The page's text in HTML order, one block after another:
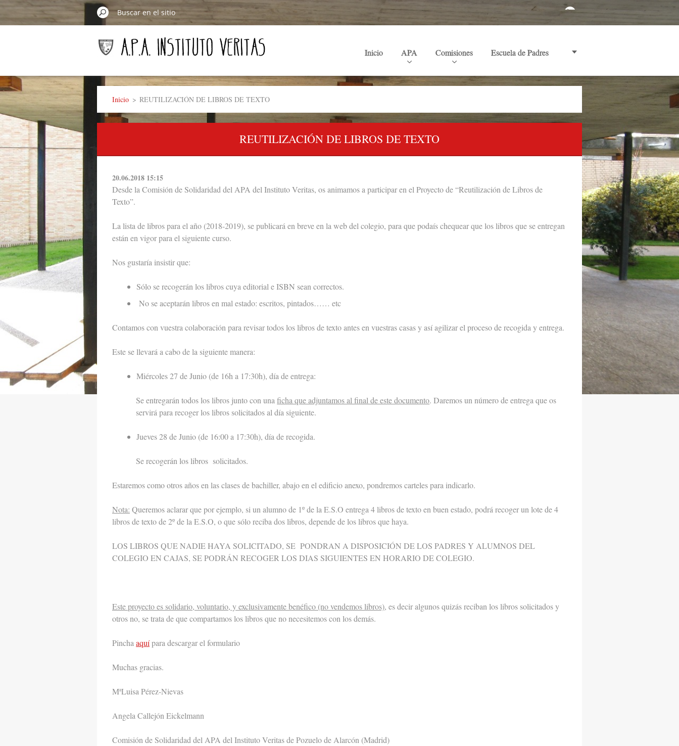
Inicio APA Comisiones Escuela de Padres
Inicio > REUTILIZACIÓN DE LIBROS DE TEXTO
REUTILIZACIÓN DE LIBROS DE TEXTO
20.06.2018 15:15
Desde la Comisión de Solidaridad del APA del Instituto Veritas, os animamos a participar en el Proyecto de “Reutilización de Libros de
Texto”.
La lista de libros para el año (2018-2019), se publicará en breve en la web del colegio, para que podaís chequear que los libros que se entregan
están en vigor para el siguiente curso.
Nos gustaría insistir que:
Sólo se recogerán los libros cuya editorial e ISBN sean correctos.
No se aceptarán libros en mal estado: escritos, pintados…… etc
Contamos con vuestra colaboración para revisar todos los libros de texto antes en vuestras casas y así agilizar el proceso de recogida y entrega.
Este se llevará a cabo de la siguiente manera:
Miércoles 27 de Junio (de 16h a 17:30h), día de entrega:
Se entregarán todos los libros junto con unaficha que adjuntamos al final de este documento. Daremos un número de entrega que os
servirá para recoger los libros solicitados al día siguiente.
Jueves 28 de Junio (de 16:00 a 17:30h), día de recogida.
Se recogerán los libros solicitados.
Estaremos como otros años en las clases de bachiller, abajo en el edificio anexo, pondremos carteles para indicarlo.
Nota: Queremos aclarar que por ejemplo, si un alumno de 1º de la E.S.O entrega 4 libros de texto en buen estado, podrá recoger un lote de 4
libros de texto de 2º de la E.S.O, o que sólo reciba dos libros, depende de los libros que haya.
LOS LIBROS QUE NADIE HAYA SOLICITADO, SE PONDRAN A DISPOSICIÓN DE LOS PADRES Y ALUMNOS DEL
COLEGIO EN CAJAS, SE PODRÁN RECOGER LOS DIAS SIGUIENTES EN HORARIO DE COLEGIO.
Este proyecto es solidario, voluntario, y exclusivamente benéfico (no vendemos libros), es decir algunos quizás reciban los libros solicitados y
otros no, se trata de que compartamos los libros que no necesitemos con los demás.
Pincha aquípara descargar el formulario
Muchas gracias.
MªLuisa Pérez-Nievas
Angela Callejón Eickelmann
Comisión de Solidaridad del APA del Instituto Veritas de Pozuelo de Alarcón (Madrid)